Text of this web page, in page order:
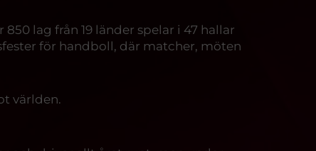
lag från 19 länder spelar i 47 hallar
för handboll, där matcher, möten
världen.